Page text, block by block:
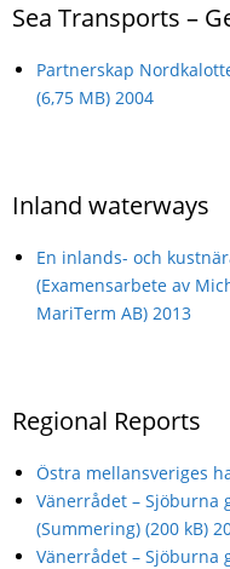
Sea Transports –
Partnerskap
(6,75 MB) 2004
Inland waterways
En inlands- och
(Examensarbete av
MariTerm AB) 2013
Regional Reports
Östra mellansveriges
Vänerrådet – Sjöburna
(Summering) (200 kB)
Vänerrådet – Sjöburna